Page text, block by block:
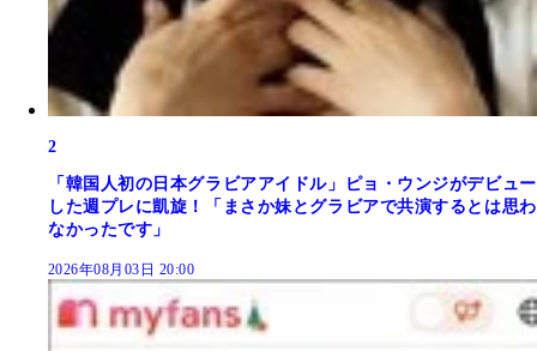
2
「韓国人初の日本グラビアアイドル」ピョ・ウンジがデビュー
した週プレに凱旋！「まさか妹とグラビアで共演するとは思わ
なかったです」
2026年08月03日 20:00